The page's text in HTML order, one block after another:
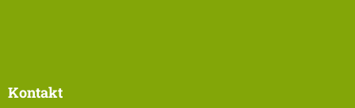
Kontakt